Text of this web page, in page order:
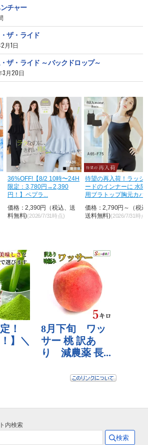
チャー
ザ・ライド
月1日
ザ・ライド ～バックドロップ～
3月20日
36%OFF!【8/2 10時〜24H
限定：3,780円→2,390
円！】ペプラ...
価格：2,390円（税込、送
料無料)(2026/7/31時点)
待望の再入荷！ラッシ
ードのインナーに 水陸
用ブラトップ胸元カバ
価格：2,790円～（税
送料無料)(2026/7/31時点)
内検索